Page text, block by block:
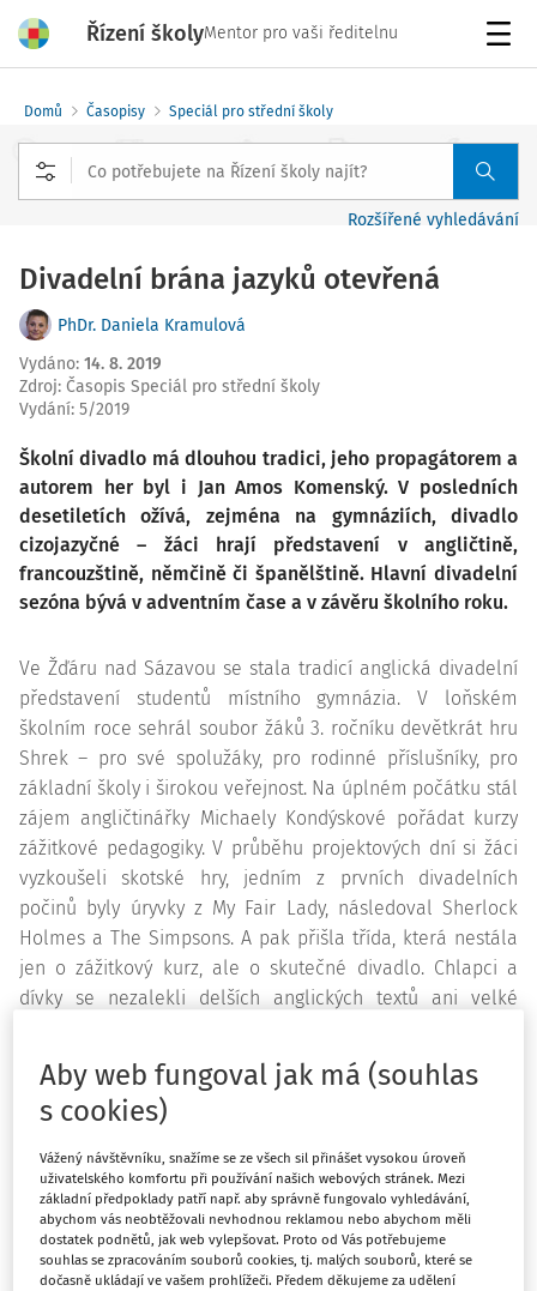
Řízení školyMentor pro vaši ředitelnu
Domů Časopisy Speciál pro střední školy
Rozšířené vyhledávání
Divadelní brána jazyků otevřená
PhDr. Daniela Kramulová
Vydáno: 14. 8. 2019
Zdroj: Časopis Speciál pro střední školy
Vydání: 5/2019
Školní divadlo má dlouhou tradici, jeho propagátorem a
autorem her byl i Jan Amos Komenský. V posledních
desetiletích ožívá, zejména na gymnáziích, divadlo
cizojazyčné – žáci hrají představení v angličtině,
francouzštině, němčině či španělštině. Hlavní divadelní
sezóna bývá v adventním čase a v závěru školního roku.
Ve Žďáru nad Sázavou se stala tradicí anglická divadelní
představení studentů místního gymnázia. V loňském
školním roce sehrál soubor žáků 3. ročníku devětkrát hru
Shrek – pro své spolužáky, pro rodinné příslušníky, pro
základní školy i širokou veřejnost. Na úplném počátku stál
zájem angličtinářky Michaely Kondýskové pořádat kurzy
zážitkové pedagogiky. V průběhu projektových dní si žáci
vyzkoušeli skotské hry, jedním z prvních divadelních
počinů byly úryvky z My Fair Lady, následoval Sherlock
Holmes a The Simpsons. A pak přišla třída, která nestála
jen o zážitkový kurz, ale o skutečné divadlo. Chlapci a
dívky se nezalekli delších anglických textů ani velké
škole legendární, představení Harry Potter. Jejich úspěch
motivoval další a další následovníky. Co víc si může
vyučující přát?
Než se zvedne opona
Po několika letech se na žďárském gymnáziu ustálila
praxe, že divadlu se věnují zpravidla žáci druhých a třetích
ročníků. Po testování v rámci jedné třídy se angličtináři
Aby web fungoval jak má (souhlas
s cookies)
Vážený návštěvníku, snažíme se ze všech sil přinášet vysokou úroveň
uživatelského komfortu při používání našich webových stránek. Mezi
základní předpoklady patří např. aby správně fungovalo vyhledávání,
abychom vás neobtěžovali nevhodnou reklamou nebo abychom měli
dostatek podnětů, jak web vylepšovat. Proto od Vás potřebujeme
souhlas se zpracováním souborů cookies, tj. malých souborů, které se
dočasně ukládají ve vašem prohlížeči. Předem děkujeme za udělení